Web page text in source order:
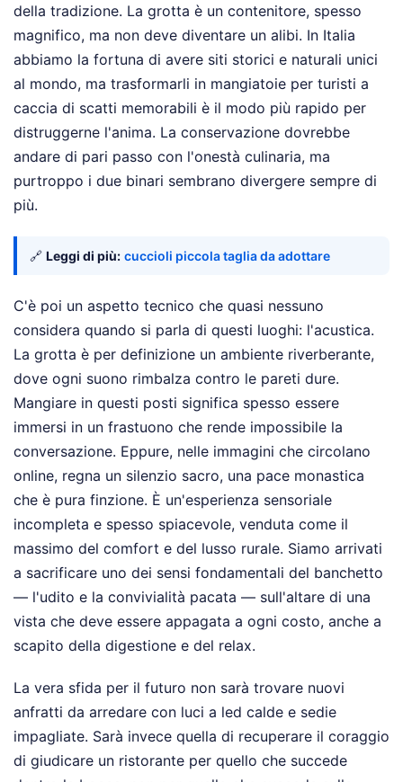
della tradizione. La grotta è un contenitore, spesso
magnifico, ma non deve diventare un alibi. In Italia
abbiamo la fortuna di avere siti storici e naturali unici
al mondo, ma trasformarli in mangiatoie per turisti a
caccia di scatti memorabili è il modo più rapido per
distruggerne l'anima. La conservazione dovrebbe
andare di pari passo con l'onestà culinaria, ma
purtroppo i due binari sembrano divergere sempre di
più.
🔗 Leggi di più: cuccioli piccola taglia da adottare
C'è poi un aspetto tecnico che quasi nessuno
considera quando si parla di questi luoghi: l'acustica.
La grotta è per definizione un ambiente riverberante,
dove ogni suono rimbalza contro le pareti dure.
Mangiare in questi posti significa spesso essere
immersi in un frastuono che rende impossibile la
conversazione. Eppure, nelle immagini che circolano
online, regna un silenzio sacro, una pace monastica
che è pura finzione. È un'esperienza sensoriale
incompleta e spesso spiacevole, venduta come il
massimo del comfort e del lusso rurale. Siamo arrivati
a sacrificare uno dei sensi fondamentali del banchetto
— l'udito e la convivialità pacata — sull'altare di una
vista che deve essere appagata a ogni costo, anche a
scapito della digestione e del relax.
La vera sfida per il futuro non sarà trovare nuovi
anfratti da arredare con luci a led calde e sedie
impagliate. Sarà invece quella di recuperare il coraggio
di giudicare un ristorante per quello che succede